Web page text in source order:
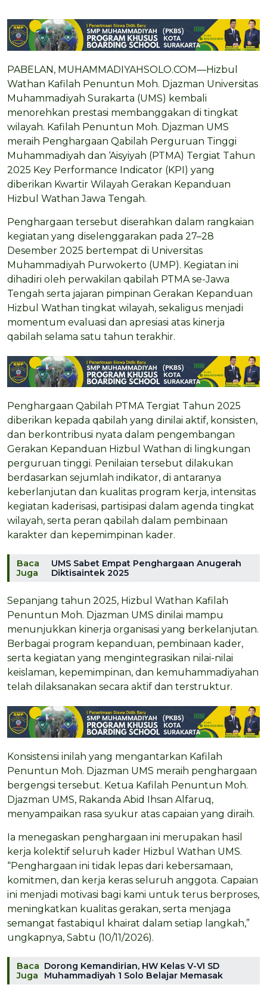
PABELAN, MUHAMMADIYAHSOLO.COM—Hizbul
Wathan Kafilah Penuntun Moh. Djazman Universitas
Muhammadiyah Surakarta (UMS) kembali
menorehkan prestasi membanggakan di tingkat
wilayah. Kafilah Penuntun Moh. Djazman UMS
meraih Penghargaan Qabilah Perguruan Tinggi
Muhammadiyah dan ‘Aisyiyah (PTMA) Tergiat Tahun
2025 Key Performance Indicator (KPI) yang
diberikan Kwartir Wilayah Gerakan Kepanduan
Hizbul Wathan Jawa Tengah.
Penghargaan tersebut diserahkan dalam rangkaian
kegiatan yang diselenggarakan pada 27–28
Desember 2025 bertempat di Universitas
Muhammadiyah Purwokerto (UMP). Kegiatan ini
dihadiri oleh perwakilan qabilah PTMA se-Jawa
Tengah serta jajaran pimpinan Gerakan Kepanduan
Hizbul Wathan tingkat wilayah, sekaligus menjadi
momentum evaluasi dan apresiasi atas kinerja
qabilah selama satu tahun terakhir.
Penghargaan Qabilah PTMA Tergiat Tahun 2025
diberikan kepada qabilah yang dinilai aktif, konsisten,
dan berkontribusi nyata dalam pengembangan
Gerakan Kepanduan Hizbul Wathan di lingkungan
perguruan tinggi. Penilaian tersebut dilakukan
berdasarkan sejumlah indikator, di antaranya
keberlanjutan dan kualitas program kerja, intensitas
kegiatan kaderisasi, partisipasi dalam agenda tingkat
wilayah, serta peran qabilah dalam pembinaan
karakter dan kepemimpinan kader.
Baca
Juga
UMS Sabet Empat Penghargaan Anugerah
Diktisaintek 2025
Sepanjang tahun 2025, Hizbul Wathan Kafilah
Penuntun Moh. Djazman UMS dinilai mampu
menunjukkan kinerja organisasi yang berkelanjutan.
Berbagai program kepanduan, pembinaan kader,
serta kegiatan yang mengintegrasikan nilai-nilai
keislaman, kepemimpinan, dan kemuhammadiyahan
telah dilaksanakan secara aktif dan terstruktur.
Konsistensi inilah yang mengantarkan Kafilah
Penuntun Moh. Djazman UMS meraih penghargaan
bergengsi tersebut. Ketua Kafilah Penuntun Moh.
Djazman UMS, Rakanda Abid Ihsan Alfaruq,
menyampaikan rasa syukur atas capaian yang diraih.
Ia menegaskan penghargaan ini merupakan hasil
kerja kolektif seluruh kader Hizbul Wathan UMS.
“Penghargaan ini tidak lepas dari kebersamaan,
komitmen, dan kerja keras seluruh anggota. Capaian
ini menjadi motivasi bagi kami untuk terus berproses,
meningkatkan kualitas gerakan, serta menjaga
semangat fastabiqul khairat dalam setiap langkah,”
ungkapnya, Sabtu (10/11/2026).
Baca
Juga
Dorong Kemandirian, HW Kelas V-VI SD
Muhammadiyah 1 Solo Belajar Memasak